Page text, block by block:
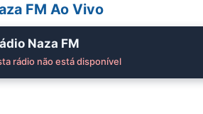
FM Ao Vivo
Naza FM
rádio não está disponível